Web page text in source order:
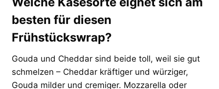
besten für diesen
Frühstückswrap?
Gouda und Cheddar sind beide toll, weil sie gut
schmelzen – Cheddar kräftiger und würziger,
Gouda milder und cremiger. Mozzarella oder